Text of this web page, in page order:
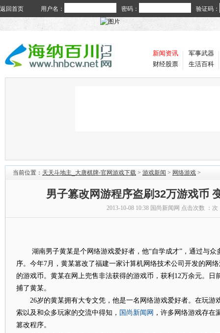
返回首页 用户名： 密码： 验证码：
新闻资讯
财经股票
军事武器
生活百科
当前位置： 天天斗地主_大唐棋牌-官网游戏下载 > 游戏新闻 > 网络游戏 >
男子篡改网游程序盗刷32万游戏币
2013-10-08 10:38 国尚新闻网 点击次数 ： 次
湖南男子黄某是个网络游戏爱好者，他“自学成才”，通过与众
序。今年7月，黄某篡改了福建一家计算机网络技术公司开发的网
的游戏币。黄某在网上兜售非法获得的游戏币，获利12万余元。日
捕了黄某。
26岁的黄某拥有大专文凭，他是一名网络游戏爱好者。在玩游
索以及和众多玩家的交流中得知， 国尚新闻网 ，许多网络游戏存在
篡改程序。